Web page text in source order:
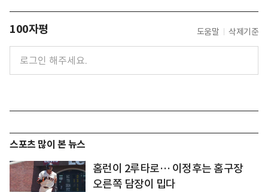
100자평 도움말 삭제기준
스포츠 많이 본 뉴스
홈런이 2루타로… 이정후는 홈구장
오른쪽 담장이 밉다